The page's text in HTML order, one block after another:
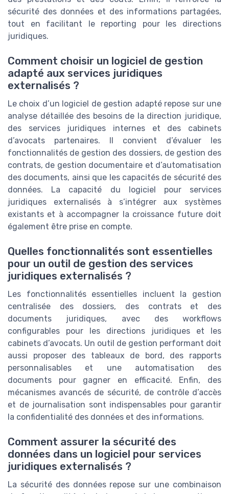
sécurité des données et des informations partagées,
tout en facilitant le reporting pour les directions
juridiques.
Comment choisir un logiciel de gestion
adapté aux services juridiques
externalisés ?
Le choix d’un logiciel de gestion adapté repose sur une
analyse détaillée des besoins de la direction juridique,
des services juridiques internes et des cabinets
d’avocats partenaires. Il convient d’évaluer les
fonctionnalités de gestion des dossiers, de gestion des
contrats, de gestion documentaire et d’automatisation
des documents, ainsi que les capacités de sécurité des
données. La capacité du logiciel pour services
juridiques externalisés à s’intégrer aux systèmes
existants et à accompagner la croissance future doit
également être prise en compte.
Quelles fonctionnalités sont essentielles
pour un outil de gestion des services
juridiques externalisés ?
Les fonctionnalités essentielles incluent la gestion
centralisée des dossiers, des contrats et des
documents juridiques, avec des workflows
configurables pour les directions juridiques et les
cabinets d’avocats. Un outil de gestion performant doit
aussi proposer des tableaux de bord, des rapports
personnalisables et une automatisation des
documents pour gagner en efficacité. Enfin, des
mécanismes avancés de sécurité, de contrôle d’accès
et de journalisation sont indispensables pour garantir
la confidentialité des données et des informations.
Comment assurer la sécurité des
données dans un logiciel pour services
juridiques externalisés ?
La sécurité des données repose sur une combinaison